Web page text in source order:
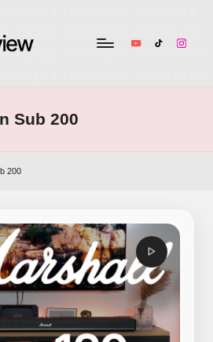
YouTubeTikTok
Sub 200
200